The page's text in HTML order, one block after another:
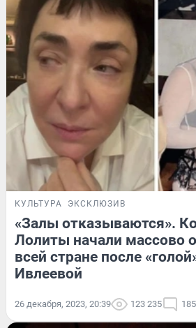
КУЛЬТУРА ЭКСКЛЮЗИВ
«Залы отказываются».
Лолиты начали массово
всей стране после
Ивлеевой
26 декабря, 2023, 20:39 123 235 185